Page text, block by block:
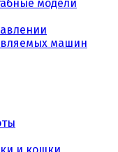
модели
машин